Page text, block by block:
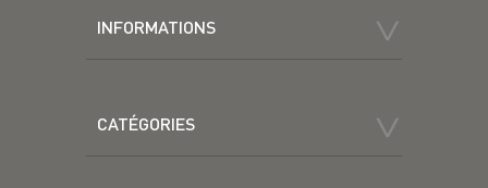
INFORMATIONS
CATÉGORIES